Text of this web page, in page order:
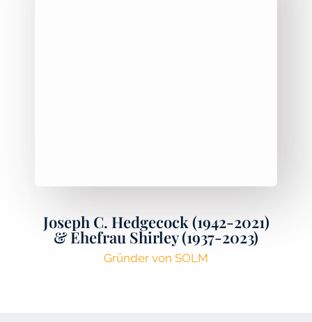
Joseph C. Hedgecock (1942-2021)
& Ehefrau Shirley (1937-2023)
Gründer von SOLM